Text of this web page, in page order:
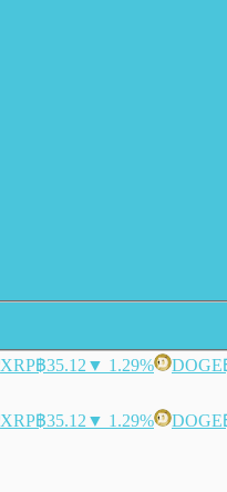
XRP฿35.12 ▼ 1.29% DOGE
XRP฿35.12 ▼ 1.29% DOGE